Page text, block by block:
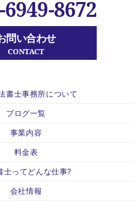
6949-8672
問い合わせ
CONTACT
書士事務所について
ブログ一覧
事業内容
料金表
士ってどんな仕事?
会社情報